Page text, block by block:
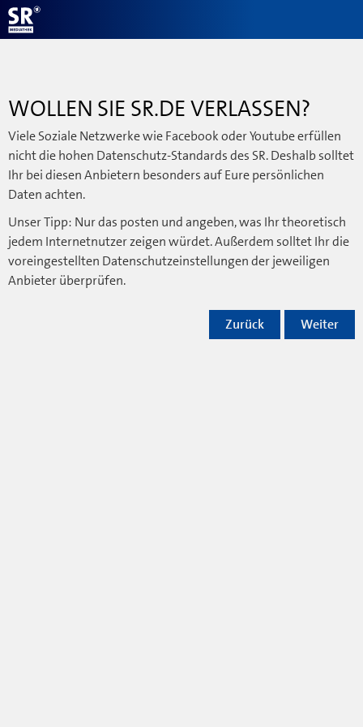
WOLLEN SIE SR.DE VERLASSEN?
Viele Soziale Netzwerke wie Facebook oder Youtube erfüllen
nicht die hohen Datenschutz-Standards des SR. Deshalb solltet
Ihr bei diesen Anbietern besonders auf Eure persönlichen
Daten achten.
Unser Tipp: Nur das posten und angeben, was Ihr theoretisch
jedem Internetnutzer zeigen würdet. Außerdem solltet Ihr die
voreingestellten Datenschutzeinstellungen der jeweiligen
Anbieter überprüfen.
Weiter
Zurück